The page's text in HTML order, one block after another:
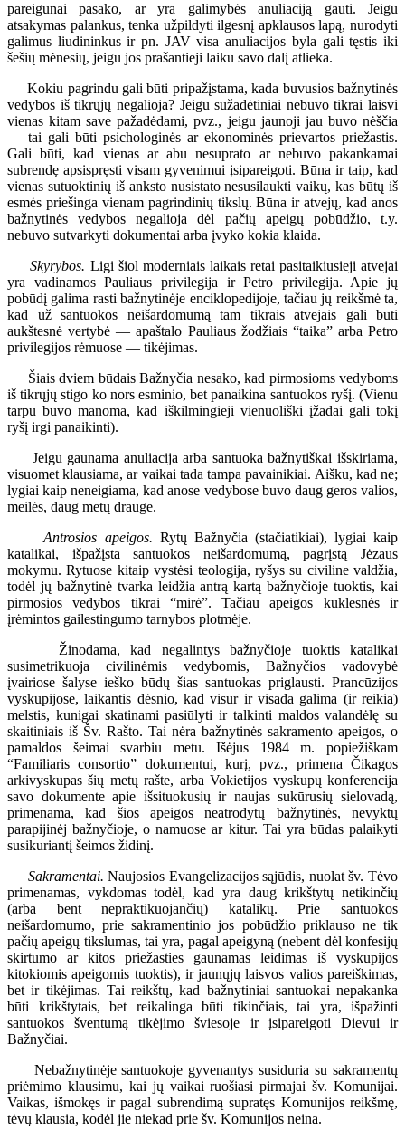
pareigūnai pasako, ar yra galimybės anuliaciją gauti. Jeigu
atsakymas palankus, tenka užpildyti ilgesnį apklausos lapą, nurodyti
galimus liudininkus ir pn. JAV visa anuliacijos byla gali tęstis iki
šešių mėnesių, jeigu jos prašantieji laiku savo dalį atlieka.
Kokiu pagrindu gali būti pripažįstama, kada buvusios bažnytinės
vedybos iš tikrųjų negalioja? Jeigu sužadėtiniai nebuvo tikrai laisvi
vienas kitam save pažadėdami, pvz., jeigu jaunoji jau buvo nėščia
— tai gali būti psichologinės ar ekonominės prievartos priežastis.
Gali būti, kad vienas ar abu nesuprato ar nebuvo pakankamai
subrendę apsispręsti visam gyvenimui įsipareigoti. Būna ir taip, kad
vienas sutuoktinių iš anksto nusistato nesusilaukti vaikų, kas būtų iš
esmės priešinga vienam pagrindinių tikslų. Būna ir atvejų, kad anos
bažnytinės vedybos negalioja dėl pačių apeigų pobūdžio, t.y.
nebuvo sutvarkyti dokumentai arba įvyko kokia klaida.
Skyrybos. Ligi šiol moderniais laikais retai pasitaikiusieji atvejai
yra vadinamos Pauliaus privilegija ir Petro privilegija. Apie jų
pobūdį galima rasti bažnytinėje enciklopedijoje, tačiau jų reikšmė ta,
kad už santuokos neišardomumą tam tikrais atvejais gali būti
aukštesnė vertybė — apaštalo Pauliaus žodžiais “taika” arba Petro
privilegijos rėmuose — tikėjimas.
Šiais dviem būdais Bažnyčia nesako, kad pirmosioms vedyboms
iš tikrųjų stigo ko nors esminio, bet panaikina santuokos ryšį. (Vienu
tarpu buvo manoma, kad iškilmingieji vienuoliški įžadai gali tokį
ryšį irgi panaikinti).
Jeigu gaunama anuliacija arba santuoka bažnytiškai išskiriama,
visuomet klausiama, ar vaikai tada tampa pavainikiai. Aišku, kad ne;
lygiai kaip neneigiama, kad anose vedybose buvo daug geros valios,
meilės, daug metų drauge.
Antrosios apeigos. Rytų Bažnyčia (stačiatikiai), lygiai kaip
katalikai, išpažįsta santuokos neišardomumą, pagrįstą Jėzaus
mokymu. Rytuose kitaip vystėsi teologija, ryšys su civiline valdžia,
todėl jų bažnytinė tvarka leidžia antrą kartą bažnyčioje tuoktis, kai
pirmosios vedybos tikrai “mirė”. Tačiau apeigos kuklesnės ir
įrėmintos gailestingumo tarnybos plotmėje.
Žinodama, kad negalintys bažnyčioje tuoktis katalikai
susimetrikuoja civilinėmis vedybomis, Bažnyčios vadovybė
įvairiose šalyse ieško būdų šias santuokas priglausti. Prancūzijos
vyskupijose, laikantis dėsnio, kad visur ir visada galima (ir reikia)
melstis, kunigai skatinami pasiūlyti ir talkinti maldos valandėlę su
skaitiniais iš Šv. Rašto. Tai nėra bažnytinės sakramento apeigos, o
pamaldos šeimai svarbiu metu. Išėjus 1984 m. popiežiškam
“Familiaris consortio” dokumentui, kurį, pvz., primena Čikagos
arkivyskupas šių metų rašte, arba Vokietijos vyskupų konferencija
savo dokumente apie išsituokusių ir naujas sukūrusių sielovadą,
primenama, kad šios apeigos neatrodytų bažnytinės, nevyktų
parapijinėj bažnyčioje, o namuose ar kitur. Tai yra būdas palaikyti
susikuriantį šeimos židinį.
Sakramentai. Naujosios Evangelizacijos sąjūdis, nuolat šv. Tėvo
primenamas, vykdomas todėl, kad yra daug krikštytų netikinčių
(arba bent nepraktikuojančių) katalikų. Prie santuokos
neišardomumo, prie sakramentinio jos pobūdžio priklauso ne tik
pačių apeigų tikslumas, tai yra, pagal apeigyną (nebent dėl konfesijų
skirtumo ar kitos priežasties gaunamas leidimas iš vyskupijos
kitokiomis apeigomis tuoktis), ir jaunųjų laisvos valios pareiškimas,
bet ir tikėjimas. Tai reikštų, kad bažnytiniai santuokai nepakanka
būti krikštytais, bet reikalinga būti tikinčiais, tai yra, išpažinti
santuokos šventumą tikėjimo šviesoje ir įsipareigoti Dievui ir
Bažnyčiai.
Nebažnytinėje santuokoje gyvenantys susiduria su sakramentų
priėmimo klausimu, kai jų vaikai ruošiasi pirmajai šv. Komunijai.
Vaikas, išmokęs ir pagal subrendimą supratęs Komunijos reikšmę,
tėvų klausia, kodėl jie niekad prie šv. Komunijos neina.